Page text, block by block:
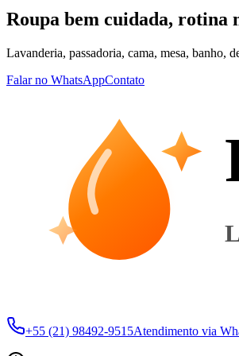
Roupa bem cuidada, rotina
Lavanderia, passadoria, cama, mesa, banho,
Falar no WhatsAppContato
+55 (21) 98492-9515Atendimento via